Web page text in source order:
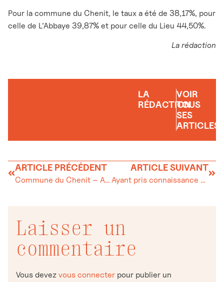
Pour la commune du Chenit, le taux a été de 38,17%, pour
celle de L’Abbaye 39,87% et pour celle du Lieu 44,50%.
La rédaction
LA
RÉDACTION
VOIR
TOUS
SES
ARTICLES
ARTICLE PRÉCÉDENT
Commune du Chenit – Avis d’enquête
ARTICLE SUIVANT
Ayant pris connaissance du livre ADAEV 50e…
Laisser un
commentaire
Vous devez vous connecter pour publier un